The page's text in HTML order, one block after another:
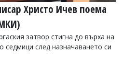
Христо Ичев поема
затвор стигна до върха на
седмици след назначаването си